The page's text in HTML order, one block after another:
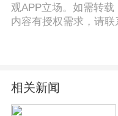
观APP立场。如需转
内容有授权需求，请联
相关新闻